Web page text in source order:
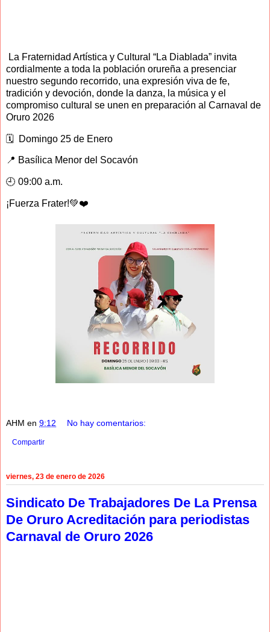
La Fraternidad Artística y Cultural “La Diablada” invita
cordialmente a toda la población orureña a presenciar
nuestro segundo recorrido, una expresión viva de fe,
tradición y devoción, donde la danza, la música y el
compromiso cultural se unen en preparación al Carnaval de
Oruro 2026
🗓️ Domingo 25 de Enero
📍 Basílica Menor del Socavón
🕘 09:00 a.m.
¡Fuerza Frater!💚❤️
AHM en 9:12 No hay comentarios:
Compartir
viernes, 23 de enero de 2026
Sindicato De Trabajadores De La Prensa
De Oruro Acreditación para periodistas
Carnaval de Oruro 2026